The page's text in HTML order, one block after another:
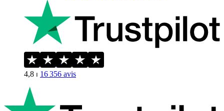
4,8 ⏐ 16 356 avis